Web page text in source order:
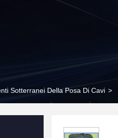
Sotterranei Della Posa Di Cavi >